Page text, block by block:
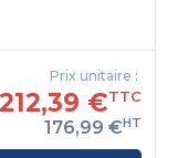
Prix unitaire :
212,39 €TTC
176,99 €HT